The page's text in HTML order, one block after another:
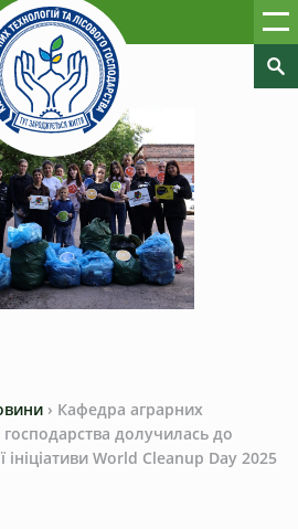
› Кафедра аграрних
господарства долучилась до
ініціативи World Cleanup Day 2025